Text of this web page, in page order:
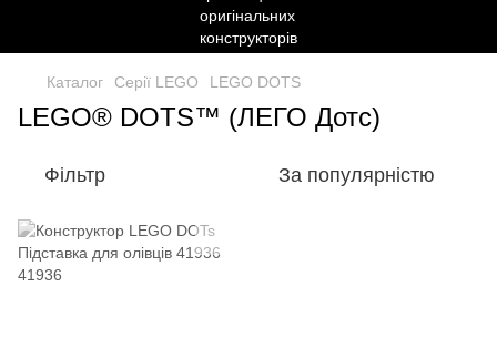
Каталог Серії LEGO LEGO DOTS
LEGO® DOTS™ (ЛЕГО Дотс)
Фільтр За популярністю